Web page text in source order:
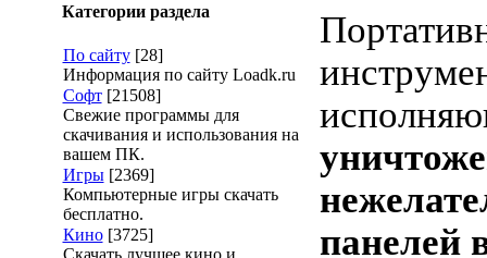
Категории раздела
По сайту [28]
Информация по сайту Loadk.ru
Софт [21508]
Свежие программы для
скачивания и использования на
вашем ПК.
Игры [2369]
Компьютерные игры скачать
бесплатно.
Кино [3725]
панелей